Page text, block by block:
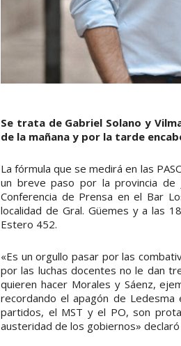
Se trata de Gabriel Solano y
de la mañana y por la tarde
La fórmula que se medirá en las
un breve paso por la provincia de
Conferencia de Prensa en el Bar
localidad de Gral. Güemes y a las
Estero 452.
«Es un orgullo pasar por las
por las luchas docentes no le dan
quieren hacer Morales y Sáenz,
recordando el apagón de Ledesma
partidos, el MST y el PO, son
austeridad de los gobiernos» declaró